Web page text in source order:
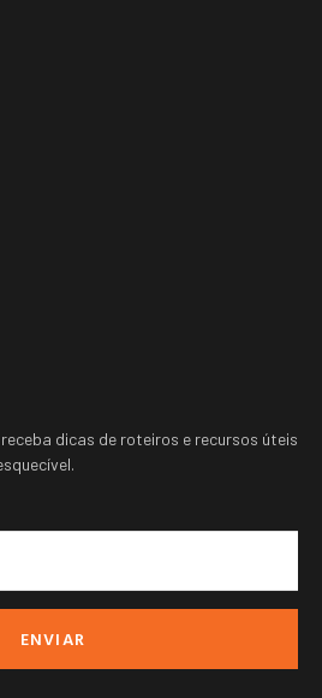
dicas de roteiros e recursos úteis
ENVIAR